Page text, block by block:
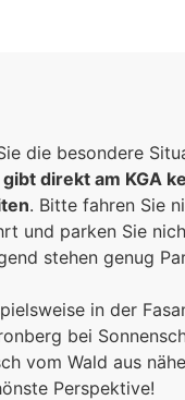
jeden Einzelnen an,
starke Gemeinschaft.
die besondere
gibt direkt am KGA
. Bitte fahren Sie
und parken Sie
stehen genug
in der
bei
vom Wald aus
Perspektive!